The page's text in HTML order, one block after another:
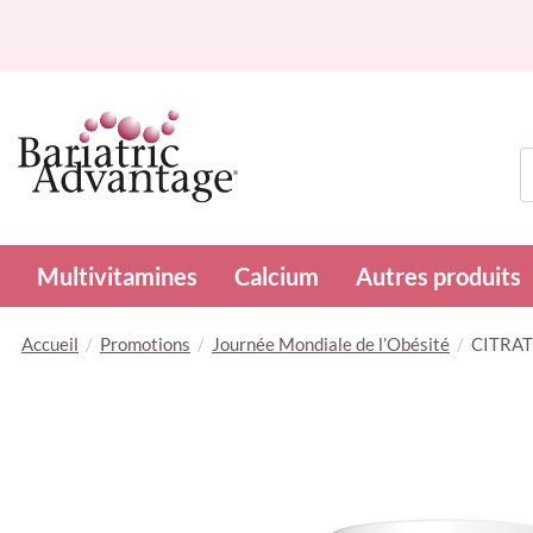
Multivitamines Calcium Autres produits
Accueil Promotions Journée Mondiale de l’Obésité